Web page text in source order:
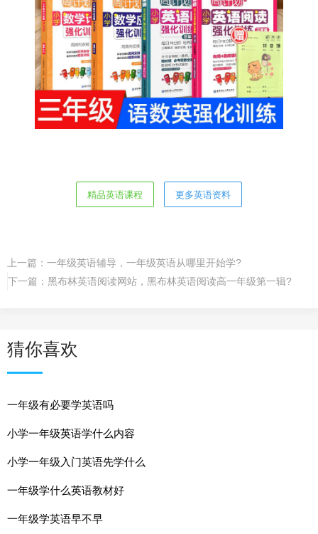
精品英语课程 更多英语资料
上一篇： 一年级英语辅导，一年级英语从哪里开始学?
下一篇： 黑布林英语阅读网站，黑布林英语阅读高一年级第一辑?
猜你喜欢
一年级有必要学英语吗
小学一年级英语学什么内容
小学一年级入门英语先学什么
一年级学什么英语教材好
一年级学英语早不早